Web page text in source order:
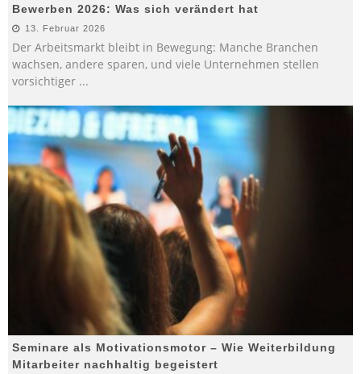
Bewerben 2026: Was sich verändert hat
13. Februar 2026
Der Arbeitsmarkt bleibt in Bewegung: Manche Branchen
wachsen, andere sparen, und viele Unternehmen stellen
vorsichtiger ...
Seminare als Motivationsmotor – Wie Weiterbildung
Mitarbeiter nachhaltig begeistert